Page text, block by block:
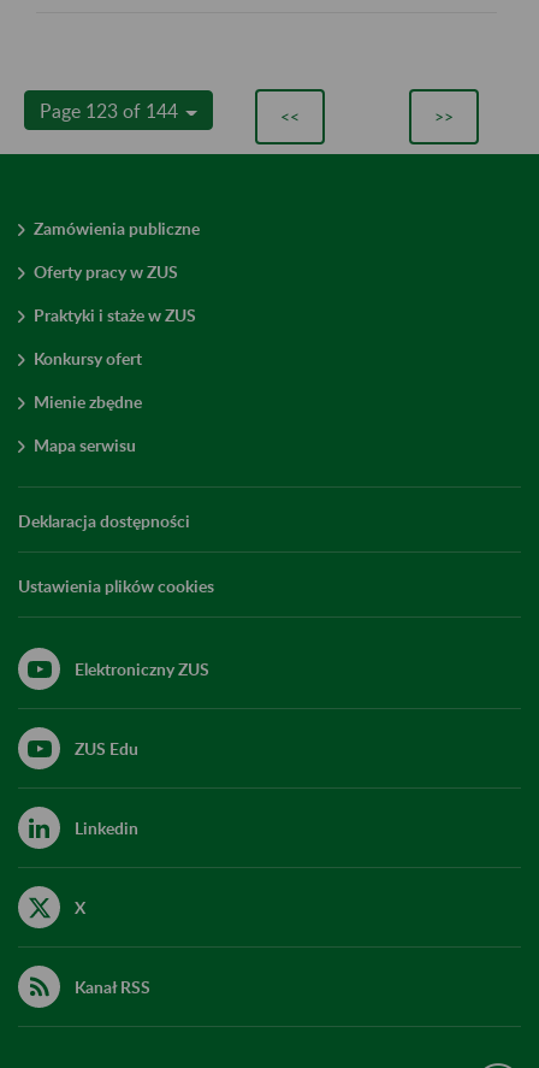
Page 123 of 144 << >>
Zamówienia publiczne
Oferty pracy w ZUS
Praktyki i staże w ZUS
Konkursy ofert
Mienie zbędne
Mapa serwisu
Deklaracja dostępności
Ustawienia plików cookies
Elektroniczny ZUS
ZUS Edu
Linkedin
X
Kanał RSS